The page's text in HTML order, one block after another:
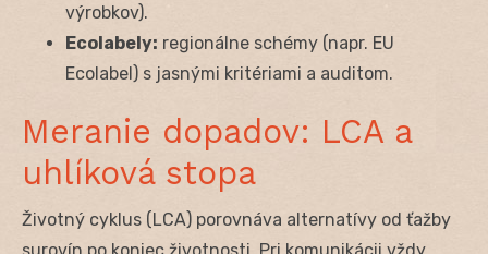
výrobkov).
Ecolabely: regionálne schémy (napr. EU
Ecolabel) s jasnými kritériami a auditom.
Meranie dopadov: LCA a
uhlíková stopa
Životný cyklus (LCA) porovnáva alternatívy od ťažby